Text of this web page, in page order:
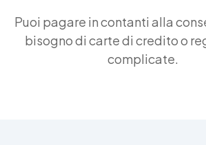
Puoi pagare in contanti alla
bisogno di carte di credito o
complicate.